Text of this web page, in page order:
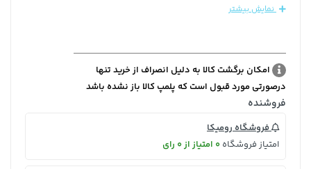
نمایش بیشتر
امکان برگشت کالا به دلیل انصراف از خرید تنها
درصورتی مورد قبول است که پلمپ کالا باز نشده باشد
فروشنده
فروشگاه رومیکا
امتیاز فروشگاه 0 امتیاز از 0 رای